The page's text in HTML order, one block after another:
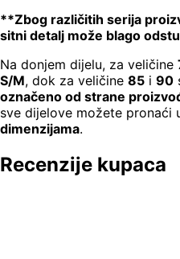
**Zbog različitih serija
sitni detalj može blago
Na donjem dijelu, za veličine
S/M, dok za veličine 85 i 90
označeno od strane
sve dijelove možete pronaći
dimenzijama.
Recenzije kupaca